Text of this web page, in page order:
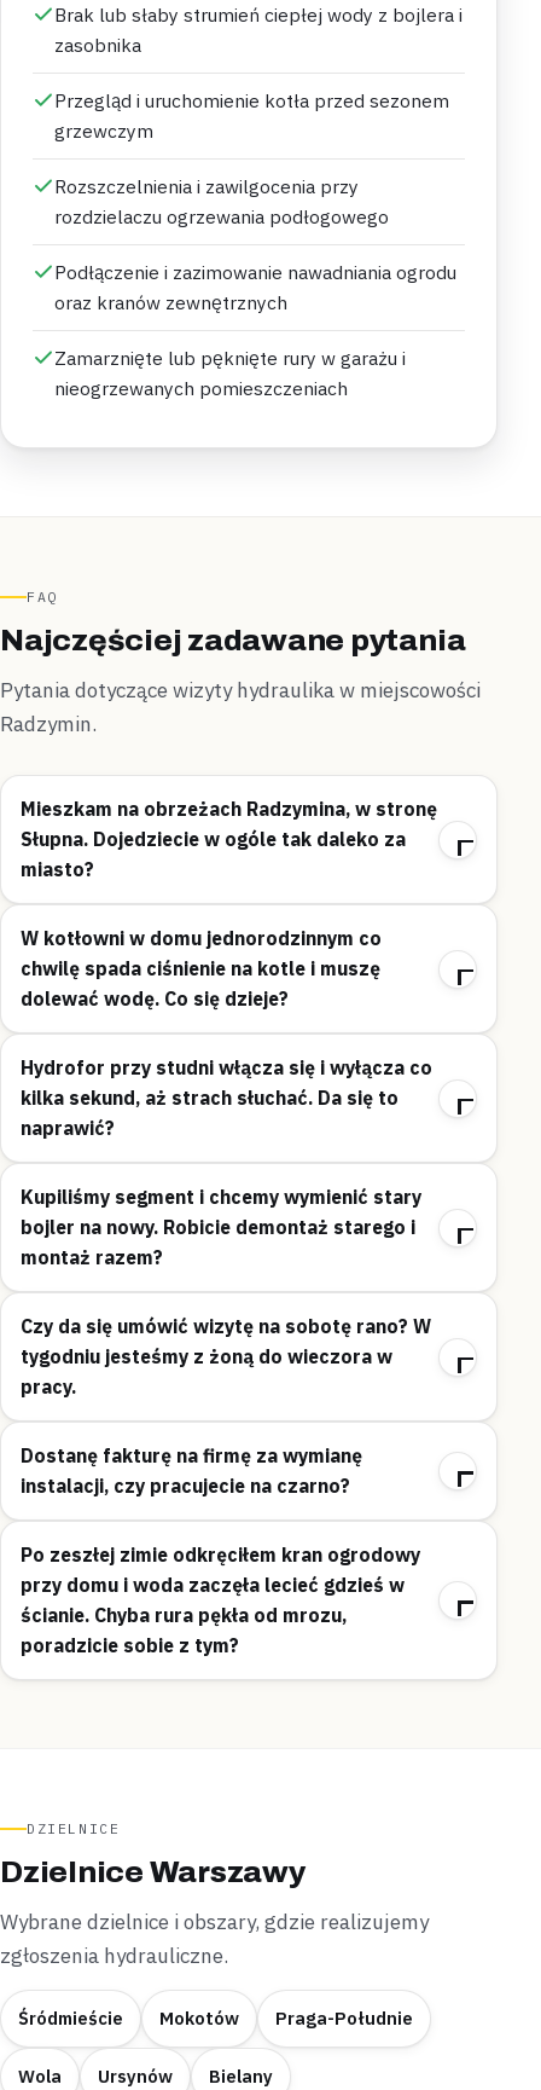
Brak lub słaby strumień ciepłej wody z bojlera i
zasobnika
Przegląd i uruchomienie kotła przed sezonem
grzewczym
Rozszczelnienia i zawilgocenia przy
rozdzielaczu ogrzewania podłogowego
Podłączenie i zazimowanie nawadniania ogrodu
oraz kranów zewnętrznych
Zamarznięte lub pęknięte rury w garażu i
nieogrzewanych pomieszczeniach
FAQ
Najczęściej zadawane pytania
Pytania dotyczące wizyty hydraulika w miejscowości
Radzymin.
Mieszkam na obrzeżach Radzymina, w stronę
Słupna. Dojedziecie w ogóle tak daleko za
miasto?
W kotłowni w domu jednorodzinnym co
chwilę spada ciśnienie na kotle i muszę
dolewać wodę. Co się dzieje?
Hydrofor przy studni włącza się i wyłącza co
kilka sekund, aż strach słuchać. Da się to
naprawić?
Kupiliśmy segment i chcemy wymienić stary
bojler na nowy. Robicie demontaż starego i
montaż razem?
Czy da się umówić wizytę na sobotę rano? W
tygodniu jesteśmy z żoną do wieczora w
pracy.
Dostanę fakturę na firmę za wymianę
instalacji, czy pracujecie na czarno?
Po zeszłej zimie odkręciłem kran ogrodowy
przy domu i woda zaczęła lecieć gdzieś w
ścianie. Chyba rura pękła od mrozu,
poradzicie sobie z tym?
DZIELNICE
Dzielnice Warszawy
Wybrane dzielnice i obszary, gdzie realizujemy
zgłoszenia hydrauliczne.
Śródmieście Mokotów Praga-Południe
Wola Ursynów Bielany